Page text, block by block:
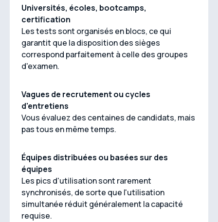
Universités, écoles, bootcamps,
certification
Les tests sont organisés en blocs, ce qui
garantit que la disposition des sièges
correspond parfaitement à celle des groupes
d'examen.
Vagues de recrutement ou cycles
d'entretiens
Vous évaluez des centaines de candidats, mais
pas tous en même temps.
Équipes distribuées ou basées sur des
équipes
Les pics d'utilisation sont rarement
synchronisés, de sorte que l'utilisation
simultanée réduit généralement la capacité
requise.